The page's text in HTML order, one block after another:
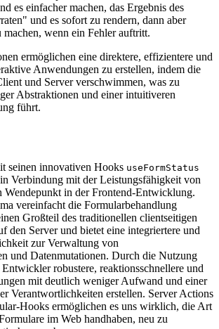
es einfacher machen, das Ergebnis des
und es sofort zu rendern, dann aber
machen, wenn ein Fehler auftritt.
ermöglichen eine direktere, effizientere und
Anwendungen zu erstellen, indem die
und Server verschwimmen, was zu
Abstraktionen und einer intuitiveren
führt.
seinen innovativen Hooks useFormStatus
in Verbindung mit der Leistungsfähigkeit von
Wendepunkt in der Frontend-Entwicklung.
vereinfacht die Formularbehandlung
Großteil des traditionellen clientseitigen
den Server und bietet eine integriertere und
zur Verwaltung von
und Datenmutationen. Durch die Nutzung
robustere, reaktionsschnellere und
mit deutlich weniger Aufwand und einer
Verantwortlichkeiten erstellen. Server Actions
Hooks ermöglichen es uns wirklich, die Art
im Web handhaben, neu zu